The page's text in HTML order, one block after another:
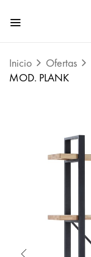
Inicio Ofertas
MOD. PLANK